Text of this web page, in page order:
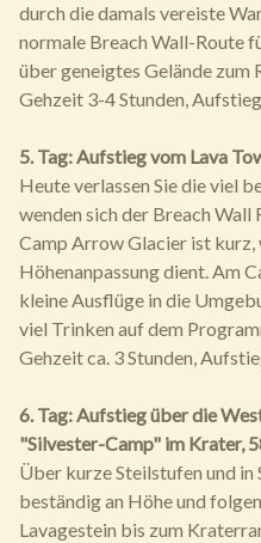
durch die damals vereiste
normale Breach Wall-Route
über geneigtes Gelände zum
Gehzeit 3-4 Stunden,
5. Tag: Aufstieg vom Lava
Heute verlassen Sie die viel
wenden sich der Breach Wall
Camp Arrow Glacier ist kurz,
Höhenanpassung dient. Am
kleine Ausflüge in die
viel Trinken auf dem
Gehzeit ca. 3 Stunden,
6. Tag: Aufstieg über die
"Silvester-Camp" im Krater,
Über kurze Steilstufen und in
beständig an Höhe und
Lavagestein bis zum